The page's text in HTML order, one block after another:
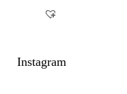
Instagram